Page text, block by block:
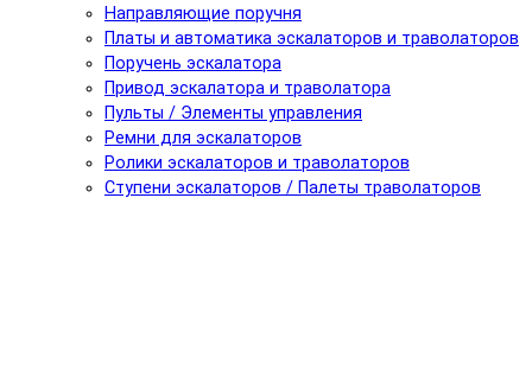
Направляющие поручня
Платы и автоматика эскалаторов и траволаторов
Поручень эскалатора
Привод эскалатора и траволатора
Пульты / Элементы управления
Ремни для эскалаторов
Ролики эскалаторов и траволаторов
Ступени эскалаторов / Палеты траволаторов